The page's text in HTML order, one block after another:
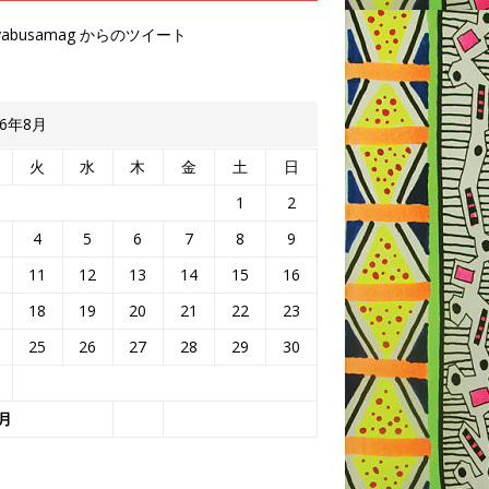
からのツイート
年8月
火 水 木 金 土 日
1
2
4
5 6 7 8
9
11
12 13 14 15
16
18
19 20 21 22
23
25
26 27 28 29 30